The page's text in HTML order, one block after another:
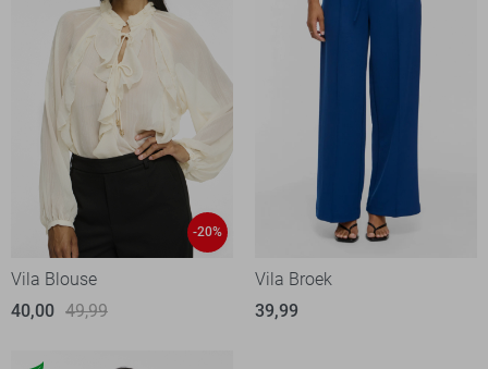
-20%
Vila Blouse
40,00 49,99
Vila Broek
39,99